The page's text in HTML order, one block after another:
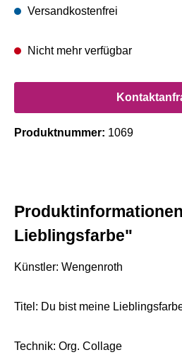
Versandkostenfrei
Nicht mehr verfügbar
Produktnummer: 1069
Lieblingsfarbe"
Künstler: Wengenroth
Titel: Du bist meine
Technik: Org. Collage